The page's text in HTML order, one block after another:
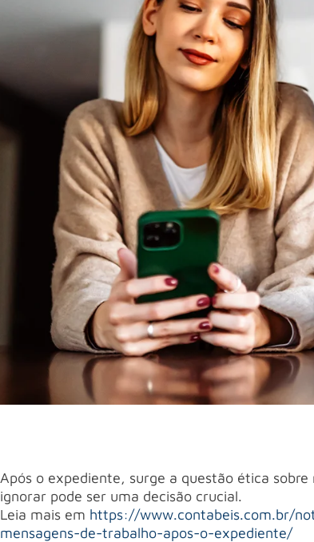
Após o expediente, surge a questão ética
ignorar pode ser uma decisão crucial.
Leia mais em https://www.contabeis.com.br/
mensagens-de-trabalho-apos-o-expediente/